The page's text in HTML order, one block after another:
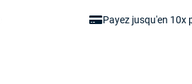
Payez jusqu'en 10x